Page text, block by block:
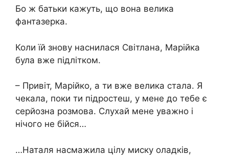
Бо ж батьки кажуть, що вона велика
фантазерка.
Коли їй знову наснилася Світлана, Марійка
була вже підлітком.
– Привіт, Марійко, а ти вже велика стала. Я
чекала, поки ти підростеш, у мене до тебе є
серйозна розмова. Слухай мене уважно і
нічого не бійся…
…Наталя насмажила цілу миску оладків,